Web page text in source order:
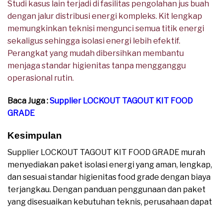
Studi kasus lain terjadi di fasilitas pengolahan jus buah
dengan jalur distribusi energi kompleks. Kit lengkap
memungkinkan teknisi mengunci semua titik energi
sekaligus sehingga isolasi energi lebih efektif.
Perangkat yang mudah dibersihkan membantu
menjaga standar higienitas tanpa mengganggu
operasional rutin.
Baca Juga :Supplier LOCKOUT TAGOUT KIT FOOD
GRADE
Kesimpulan
Supplier LOCKOUT TAGOUT KIT FOOD GRADE murah
menyediakan paket isolasi energi yang aman, lengkap,
dan sesuai standar higienitas food grade dengan biaya
terjangkau. Dengan panduan penggunaan dan paket
yang disesuaikan kebutuhan teknis, perusahaan dapat